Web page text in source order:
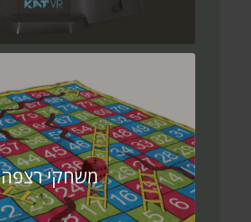
משחקי רצפה